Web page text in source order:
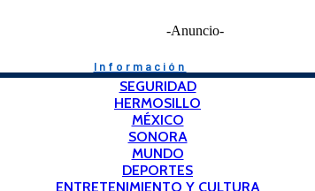
-Anuncio-
Información
SEGURIDAD
HERMOSILLO
MÉXICO
SONORA
MUNDO
DEPORTES
ENTRETENIMIENTO Y CULTURA